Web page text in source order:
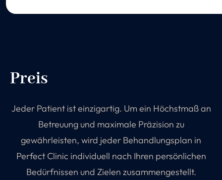
Preis
Jeder Patient ist einzigartig. Um ein Höchstmaß an
Betreuung und maximale Präzision zu
gewährleisten, wird jeder Behandlungsplan in
Perfect Clinic individuell nach Ihren persönlichen
Bedürfnissen und Zielen zusammengestellt.